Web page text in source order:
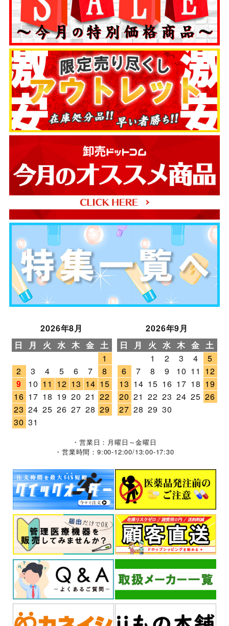
2026年8月
日
月 火 水 木 金 土
1
2
3 4 5 6 7
8
9
10 11 12 13 14 15
16 17 18 19 20 21 22
23 24 25 26 27 28 29
30 31
2026年9月
日
月 火 水 木 金 土
1
2 3 4
5
6
7 8 9 10 11 12
13 14 15 16 17 18 19
20 21 22 23 24 25 26
27 28 29 30
・営業日：月曜日～金曜日
・営業時間：9:00-12:00/13:00-17:30